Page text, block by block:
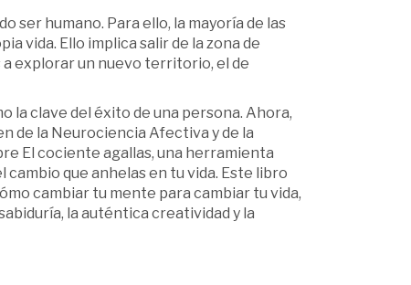
ser humano. Para ello, la mayoría de las
vida. Ello implica salir de la zona de
explorar un nuevo territorio, el de
clave del éxito de una persona. Ahora,
de la Neurociencia Afectiva y de la
El cociente agallas, una herramienta
que anhelas en tu vida. Este libro
cambiar tu mente para cambiar tu vida,
la auténtica creatividad y la